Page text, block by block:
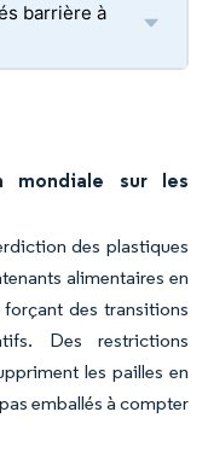
barrière à
mondiale sur les
des plastiques
alimentaires en
des transitions
Des restrictions
les pailles en
emballés à compter